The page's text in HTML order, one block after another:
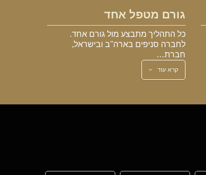
גורם מטפל אחד
כל התהליך מתבצע מול גורם אחד.
לחברה סניפים בארה"ב ובישראל,
חברת…
קרא עוד